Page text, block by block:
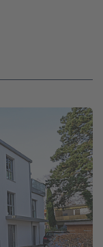
Datenschutz.